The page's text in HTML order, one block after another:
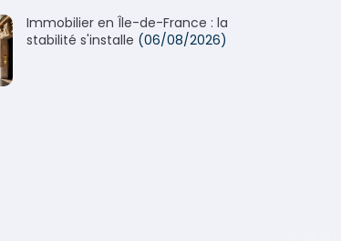
Immobilier en Île-de-France : la
stabilité s'installe (06/08/2026)